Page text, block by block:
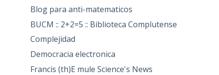
Blog para anti-matematicos
BUCM :: 2+2=5 :: Biblioteca Complutense
Complejidad
Democracia electronica
Francis (th)E mule Science's News